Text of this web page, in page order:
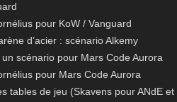
pour KoW / Vanguard
d’acier : scénario Alkemy
scénario pour Mars Code Aurora
pour Mars Code Aurora
tables de jeu (Skavens pour ANdE et